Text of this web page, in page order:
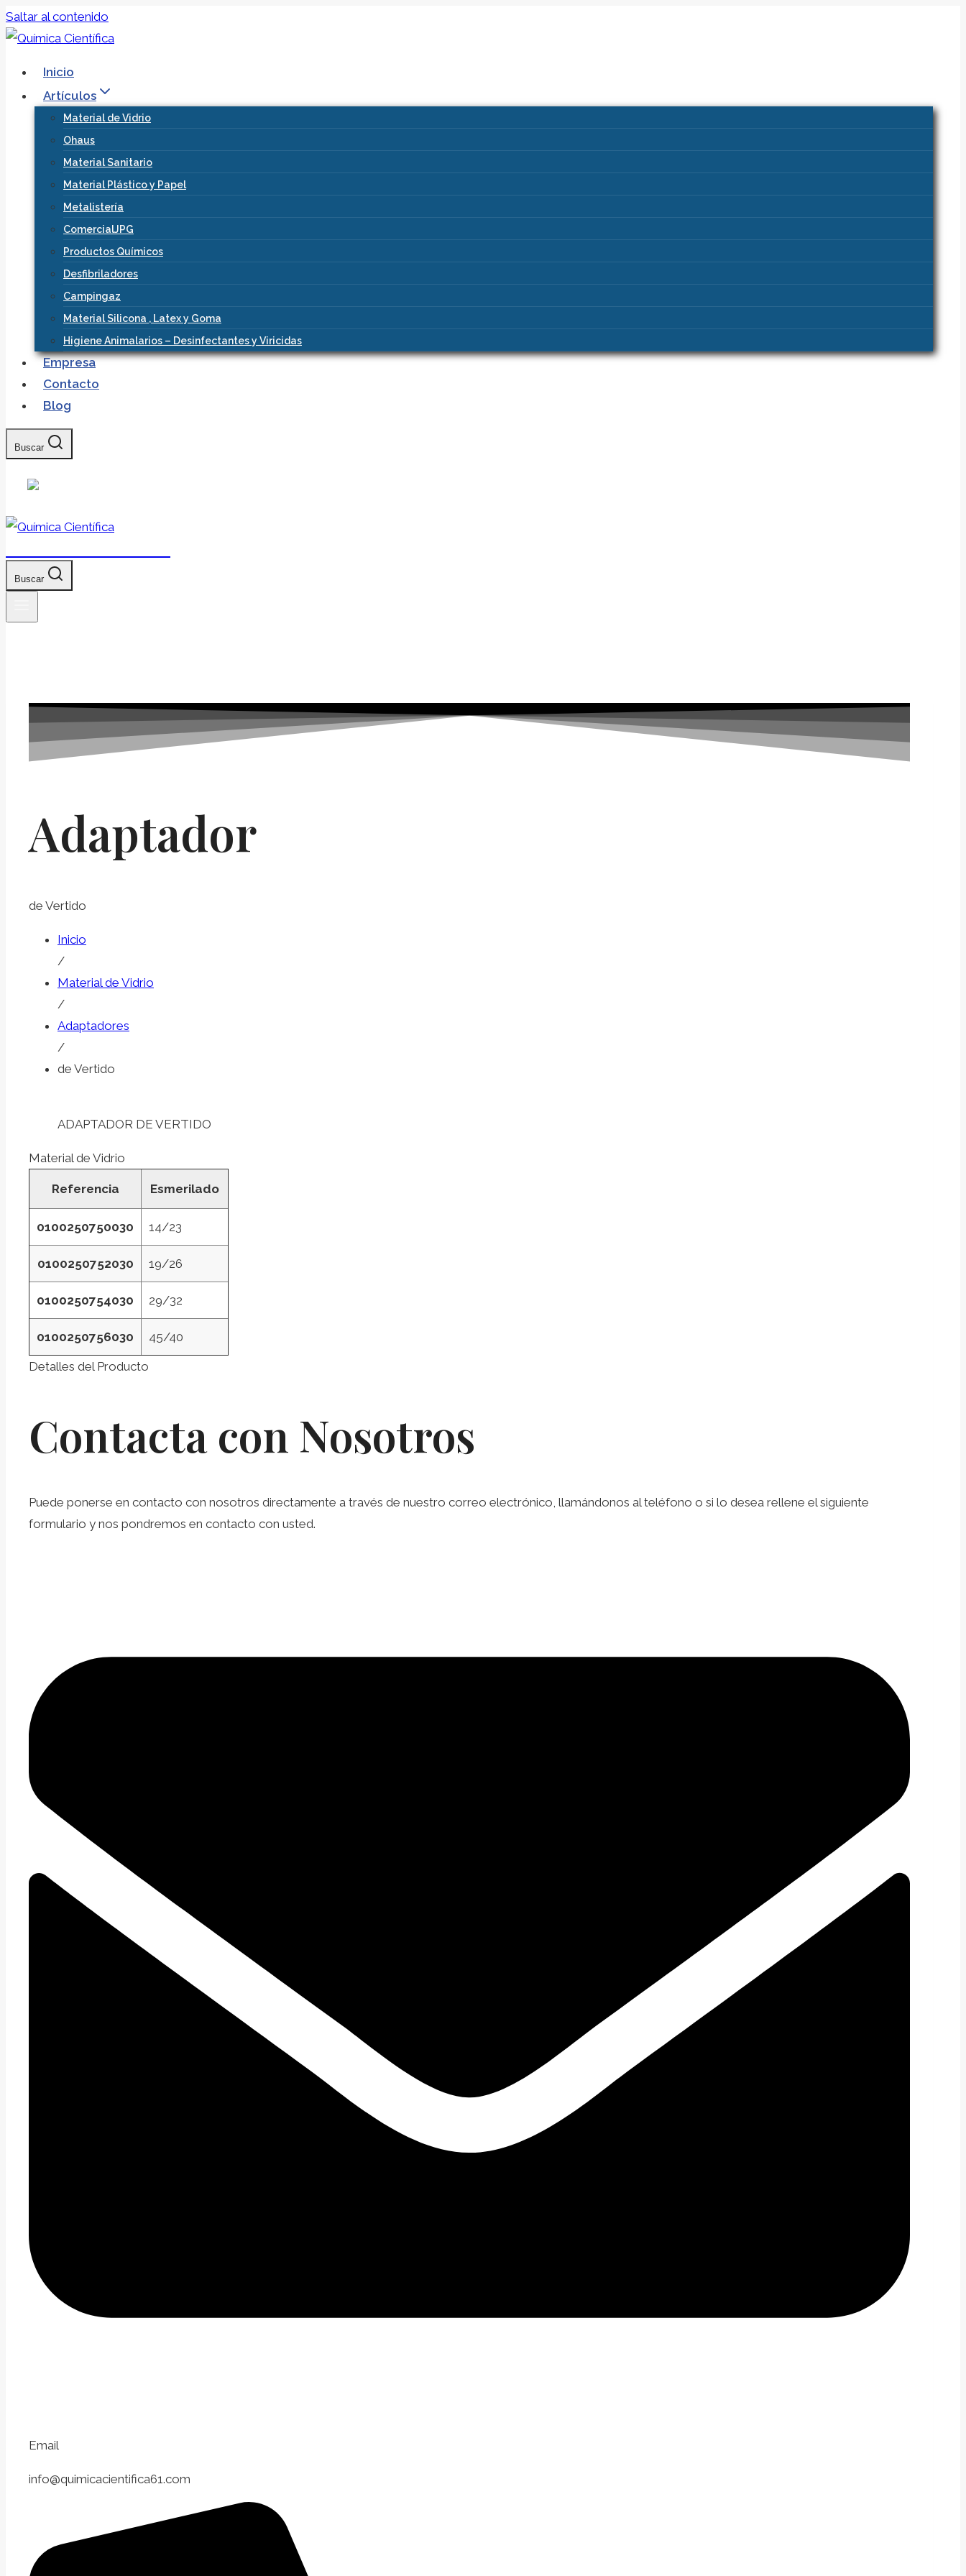
Saltar al contenido
Inicio
Artículos
Material de Vidrio
Ohaus
Material Sanitario
Material Plástico y Papel
Metalistería
ComercialJPG
Productos Químicos
Desfibriladores
Campingaz
Material Silicona , Latex y Goma
Higiene Animalarios – Desinfectantes y Viricidas
Empresa
Contacto
Blog
Buscar
Buscar
Adaptador
de Vertido
Inicio
/
Material de Vidrio
/
Adaptadores
/
de Vertido
ADAPTADOR DE VERTIDO
Material de Vidrio
Referencia Esmerilado
0100250750030 14/23
0100250752030 19/26
0100250754030 29/32
0100250756030 45/40
Detalles del Producto
Contacta con Nosotros
Puede ponerse en contacto con nosotros directamente a través de nuestro correo electrónico, llamándonos al teléfono o si lo desea rellene el siguiente
formulario y nos pondremos en contacto con usted.
Email
info@quimicacientifica61.com